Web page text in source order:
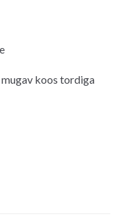
mugav koos tordiga